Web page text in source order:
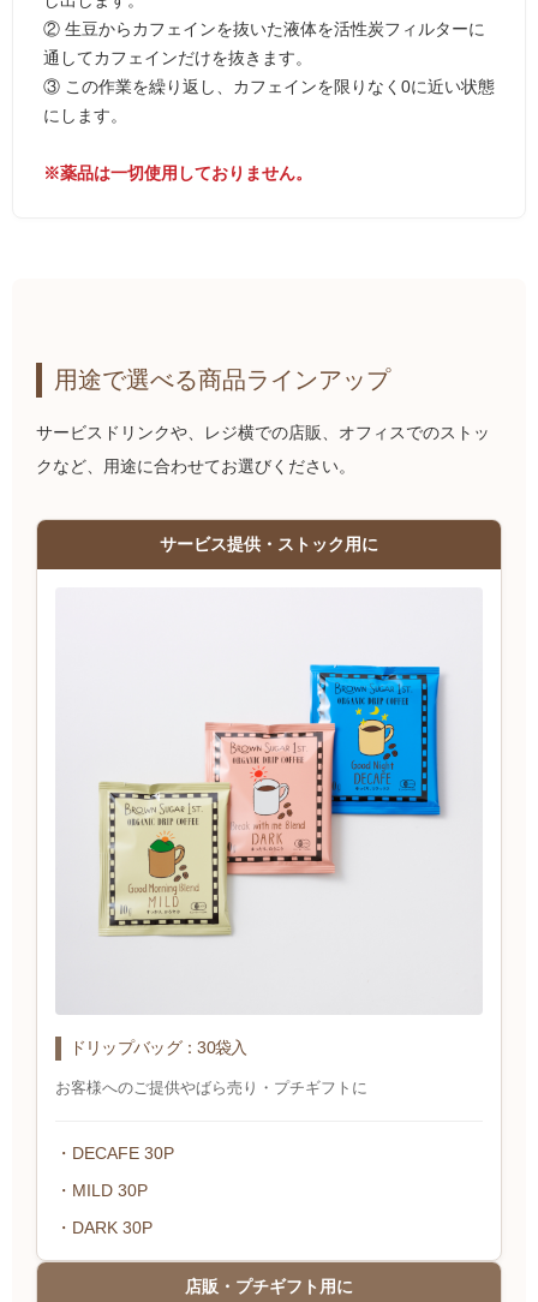
② 生豆からカフェインを抜いた液体を活性炭フィルターに
通してカフェインだけを抜きます。
③ この作業を繰り返し、カフェインを限りなく0に近い状態
にします。
※薬品は一切使用しておりません。
用途で選べる商品ラインアップ
サービスドリンクや、レジ横での店販、オフィスでのストッ
クなど、用途に合わせてお選びください。
サービス提供・ストック用に
ドリップバッグ：30袋入
お客様へのご提供やばら売り・プチギフトに
・DECAFE 30P
・MILD 30P
・DARK 30P
店販・プチギフト用に